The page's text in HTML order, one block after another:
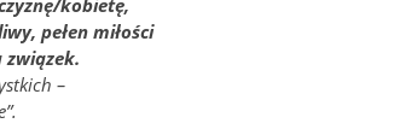
pełen miłości
związek.
–